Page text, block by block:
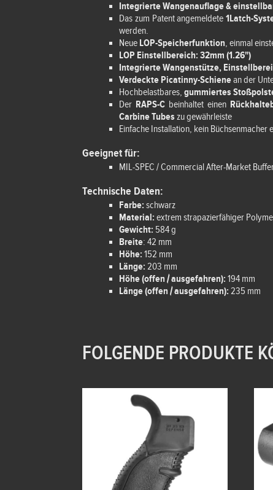
Integrierte Wangenauflage &
Das zum Patent angemeldete1Latch-
werden.
Neue LOP-Speicherfunktion, einmal
LOP Einstellbereich: 32mm (1.26")
Integrierte Wangenstütze,
Verdeckte Picatinny-Schienean der
Hochbelastbares, gummiertes
Der RAPS-C beinhaltet einen
Carbine Tubeszu gewährleiste
Einfache Installation, kein Büchsenmacher
Geeignet für:
MIL-SPEC / Commercial After-Market
Technische Daten:
Farbe: schwarz
Material: extrem strapazierfähiger
Gewicht: 584 g
Breite: 42 mm
Höhe:152 mm
Länge: 203 mm
Höhe (offen / ausgefahren): 194 mm
Länge (offen / ausgefahren):235 mm
FOLGENDE PRODUKTE